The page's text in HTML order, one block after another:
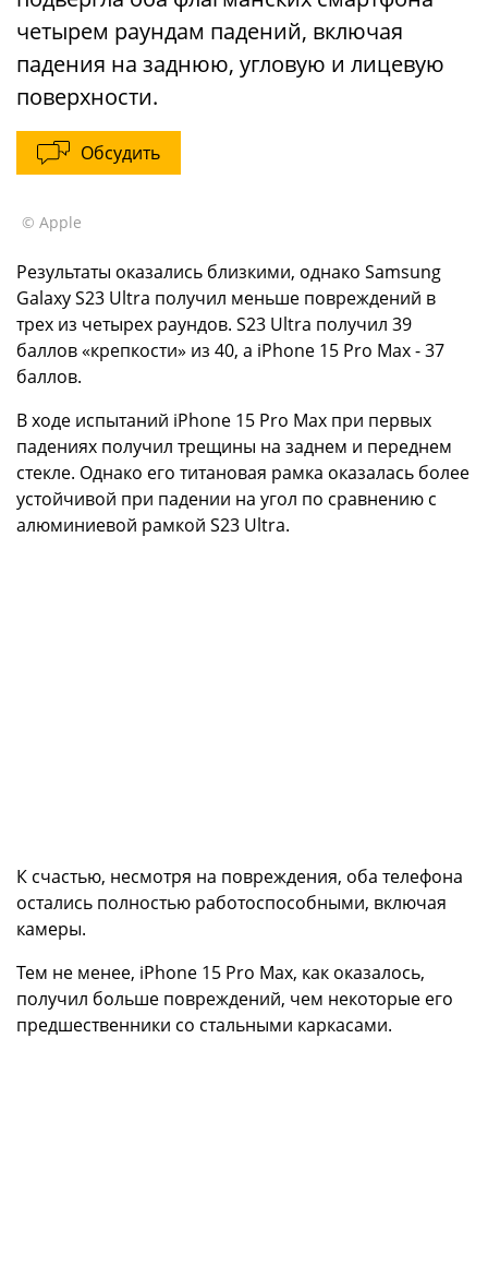
четырем раундам падений, включая
падения на заднюю, угловую и лицевую
поверхности.
Обсудить
© Apple
Результаты оказались близкими, однако Samsung
Galaxy S23 Ultra получил меньше повреждений в
трех из четырех раундов. S23 Ultra получил 39
баллов «крепкости» из 40, а iPhone 15 Pro Max - 37
баллов.
В ходе испытаний iPhone 15 Pro Max при первых
падениях получил трещины на заднем и переднем
стекле. Однако его титановая рамка оказалась более
устойчивой при падении на угол по сравнению с
алюминиевой рамкой S23 Ultra.
К счастью, несмотря на повреждения, оба телефона
остались полностью работоспособными, включая
камеры.
Тем не менее, iPhone 15 Pro Max, как оказалось,
получил больше повреждений, чем некоторые его
предшественники со стальными каркасами.